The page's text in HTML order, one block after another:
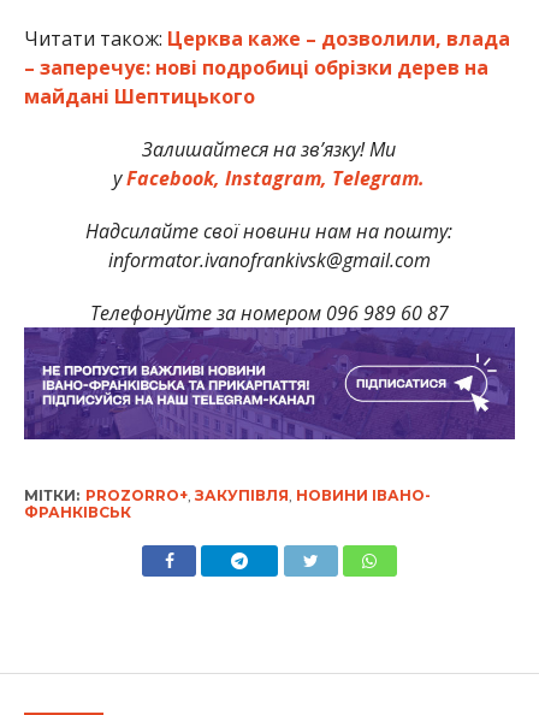
Читати також: Церква каже – дозволили, влада
– заперечує: нові подробиці обрізки дерев на
майдані Шептицького
Залишайтеся на зв’язку! Ми
уFacebook, Instagram, Telegram.
Надсилайте свої новини нам на пошту:
informator.ivanofrankivsk@gmail.com
Телефонуйте за номером 096 989 60 87
МІТКИ: PROZORRO+, ЗАКУПІВЛЯ, НОВИНИ ІВАНО-
ФРАНКІВСЬК